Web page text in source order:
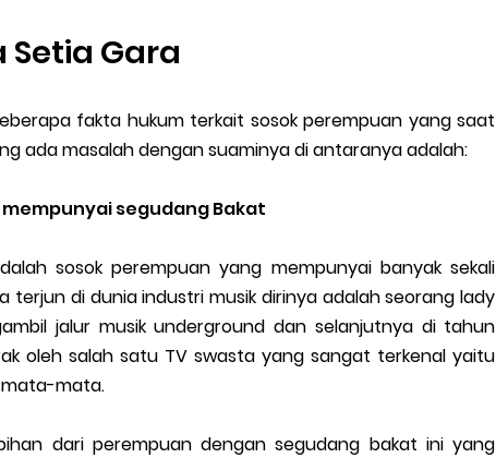
Setia Gara
fakta hukum terkait sosok perempuan yang saat
ada masalah dengan suaminya di antaranya adalah:
segudang Bakat
sosok perempuan yang mempunyai banyak sekali
terjun di dunia industri musik dirinya adalah seorang lady
jalur musik underground dan selanjutnya di tahun
oleh salah satu TV swasta yang sangat terkenal yaitu
mata.
dari perempuan dengan segudang bakat ini yang